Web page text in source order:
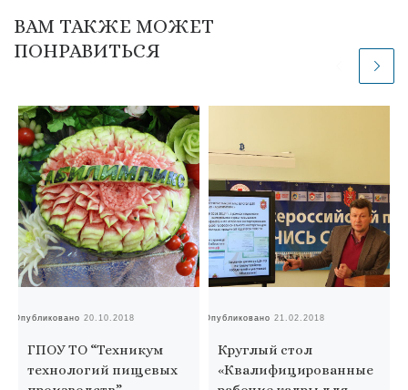
ВАМ ТАКЖЕ МОЖЕТ
ПОНРАВИТЬСЯ
Опубликовано20.10.2018
ГПОУ ТО “Техникум
технологий пищевых
Опубликовано21.02.2018
Круглый стол
«Квалифицированные